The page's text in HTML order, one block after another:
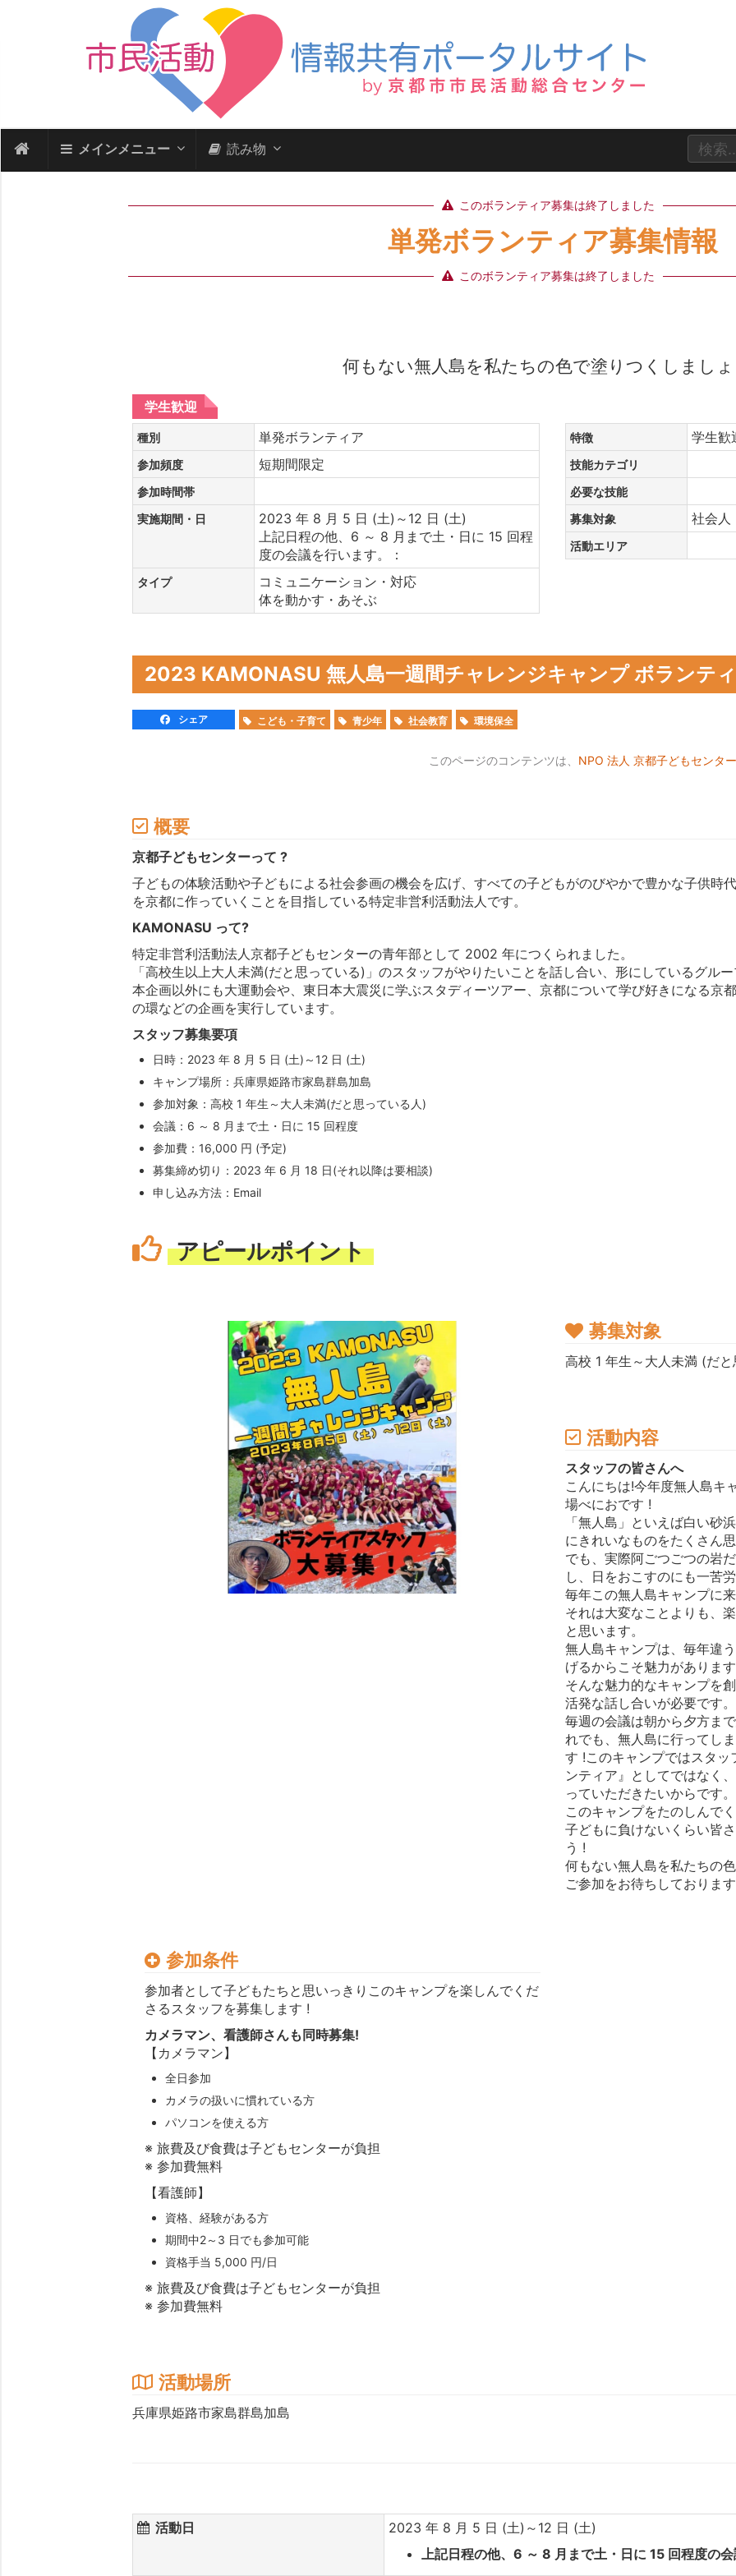
メインメニュー 読み物
このボランティア募集は終了しました
単発ボランティア募集情報
このボランティア募集は終了しました
何もない無人島を私たちの色で塗りつくしまし
学生歓迎
種別 単発ボランティア
参加頻度 短期間限定
参加時間帯
実施期間・日
2023 年 8 月 5 日 (土)～12 日 (土)
上記日程の他、6 ～ 8 月まで土・日に 15 回程
度の会議を行います。：
タイプ
コミュニケーション・対応
体を動かす・あそぶ
特徴 学生
技能カテゴリ
必要な技能
募集対象 社会
活動エリア
2023 KAMONASU 無人島一週間チャレンジキャンプ ボランテ
シェア こども・子育て 青少年 社会教育 環境保全
このページのコンテンツは、 NPO 法人 京都子どもセンター
概要
京都子どもセンターって ?
子どもの体験活動や子どもによる社会参画の機会を広げ、すべての子どもがのびやかで豊かな子供時
を京都に作っていくことを目指している特定非営利活動法人です。
KAMONASU って?
特定非営利活動法人京都子どもセンターの青年部として 2002 年につくられました。
「高校生以上大人未満(だと思っている)」のスタッフがやりたいことを話し合い、形にしているグルー
本企画以外にも大運動会や、東日本大震災に学ぶスタディーツアー、京都について学び好きになる京
の環などの企画を実行しています。
スタッフ募集要項
日時：2023 年 8 月 5 日 (土)～12 日 (土)
キャンプ場所：兵庫県姫路市家島群島加島
参加対象：高校 1 年生～大人未満(だと思っている人)
会議：6 ～ 8 月まで土・日に 15 回程度
参加費：16,000 円 (予定)
募集締め切り：2023 年 6 月 18 日(それ以降は要相談)
申し込み方法：Email
アピールポイント
募集対象
高校 1 年生～大人未満 (だ
活動内容
スタッフの皆さんへ
こんにちは!今年度無人島キ
場べにおです !
「無人島」といえば白い砂
にきれいなものをたくさん
でも、実際阿ごつごつの岩
し、日をおこすのにも一苦
毎年この無人島キャンプに
それは大変なことよりも、
と思います。
無人島キャンプは、毎年違
げるからこそ魅力があります
そんな魅力的なキャンプを
活発な話し合いが必要です。
毎週の会議は朝から夕方ま
れでも、無人島に行ってし
す !このキャンプではスタ
ンティア』としてではなく
っていただきたいからです
このキャンプをたのしんで
子どもに負けないくらい皆
う !
何もない無人島を私たちの
ご参加をお待ちしておりま
参加条件
参加者として子どもたちと思いっきりこのキャンプを楽しんでくだ
さるスタッフを募集します !
カメラマン、看護師さんも同時募集!
【カメラマン】
全日参加
カメラの扱いに慣れている方
パソコンを使える方
※ 旅費及び食費は子どもセンターが負担
※ 参加費無料
【看護師】
資格、経験がある方
期間中2～3 日でも参加可能
資格手当 5,000 円/日
※ 旅費及び食費は子どもセンターが負担
※ 参加費無料
活動場所
兵庫県姫路市家島群島加島
活動日
2023 年 8 月 5 日 (土)～12 日 (土)
上記日程の他、6 ～ 8 月まで土・日に 15 回程度の会